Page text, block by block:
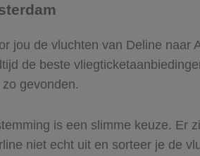
jou de vluchten van Deline
de beste
gevonden.
is een slimme keuze. Er
niet echt uit en sorteer je de